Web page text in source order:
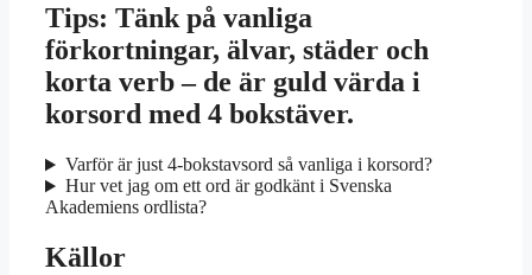
Tips: Tänk på vanliga
förkortningar, älvar, städer och
korta verb – de är guld värda i
korsord med 4 bokstäver.
Varför är just 4-bokstavsord så vanliga i korsord?
Hur vet jag om ett ord är godkänt i Svenska
Akademiens ordlista?
Källor